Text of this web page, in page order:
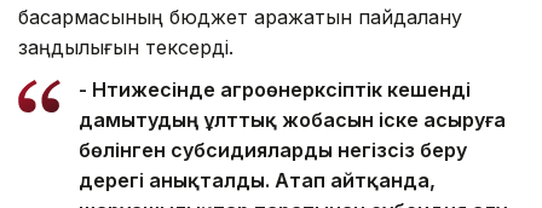
басқармасының бюджет қаражатын пайдалану
заңдылығын тексерді.
- Нәтижесінде агроөнеркәсіптік кешенді
дамытудың ұлттық жобасын іске асыруға
бөлінген субсидияларды негізсіз беру
дерегі анықталды. Атап айтқанда,